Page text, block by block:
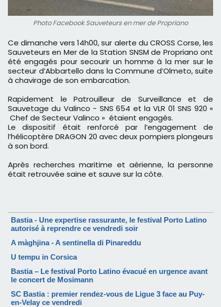
Photo Facebook Sauveteurs en mer de Propriano
Ce dimanche vers 14h00, sur alerte du CROSS Corse, les
Sauveteurs en Mer de la Station SNSM de Propriano ont
été engagés pour secourir un homme à la mer sur le
secteur d’Abbartello dans la Commune d’Olmeto, suite
à chavirage de son embarcation.
Rapidement le Patrouilleur de Surveillance et de
Sauvetage du Valinco - SNS 654 et la VLR 01 SNS 920 «
Chef de Secteur Valinco » étaient engagés.
Le dispositif était renforcé par l’engagement de
l’hélicoptère DRAGON 20 avec deux pompiers plongeurs
à son bord.
Après recherches maritime et aérienne, la personne
était retrouvée saine et sauve sur la côte.
Bastia - Une expertise rassurante, le festival Porto Latino
autorisé à reprendre ce vendredi soir
A màghjina - A sentinella di Pinareddu
U tempu in Corsica
Bastia – Le festival Porto Latino évacué en urgence avant
le concert de Mosimann
SC Bastia : premier rendez-vous de Ligue 3 face au Puy-
en-Velay ce vendredi